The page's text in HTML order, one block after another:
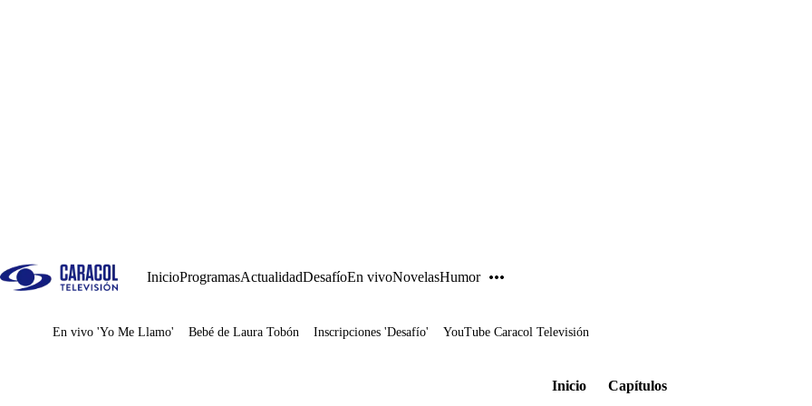
InicioProgramasActualidadDesafíoEn vivoNovelasHumor
Juegos
En vivo 'Yo Me Llamo' Bebé de Laura Tobón Inscripciones 'Desafío' YouTube Caracol Televisión
Inicio Capítulos